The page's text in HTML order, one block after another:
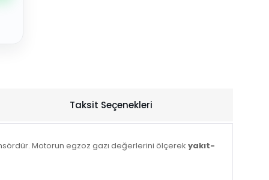
Taksit Seçenekleri
Motorun egzoz gazı değerlerini ölçerek yakıt-